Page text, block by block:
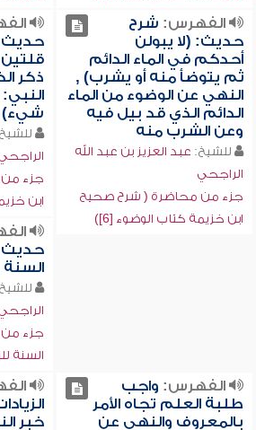
الفهرس: شرح
حديث: (لا يبولن
أحدكم في الماء الدائم
ثم يتوضأ منه أو يشرب) ,
النهي عن الوضوء من الماء
الدائم الذي قد بيل فيه
وعن الشرب منه
للشيخ: عبد العزيز بن عبد الله
الراجحي
جزء من محاضرة ( شرح صحيح
ابن خزيمة كتاب الوضوء [6])
حديث:
ذكر
شيء)
جزء
ابن
حديث
السنة
جزء
السنة
الفهرس: واجب
طلبة العلم تجاه الأمر
بالمعروف والنهي عن
خبر